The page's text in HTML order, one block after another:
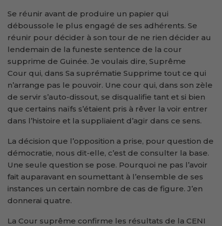
Se réunir avant de produire un papier qui
déboussole le plus engagé de ses adhérents. Se
réunir pour décider à son tour de ne rien décider au
lendemain de la funeste sentence de la cour
supprime de Guinée. Je voulais dire, Suprême
Cour qui, dans Sa suprématie Supprime tout ce qui
n’arrange pas le pouvoir. Une cour qui, dans son zèle
de servir s’auto-dissout, se disqualifie tant et si bien
que certains naïfs s’étaient pris à rêver la voir entrer
dans l’histoire et la suppliaient d’agir dans ce sens.
La décision que l’opposition a prise, pour question de
démocratie, nous dit-elle, c’est de consulter la base.
Une seule question se pose. Pourquoi ne pas l’avoir
fait auparavant en soumettant à l’ensemble de ses
instances un certain nombre de cas de figure. J’en
donnerai quatre.
La Cour suprême confirme les résultats de la CENI